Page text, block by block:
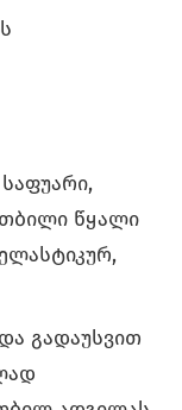
წყალი
გადაუსვით